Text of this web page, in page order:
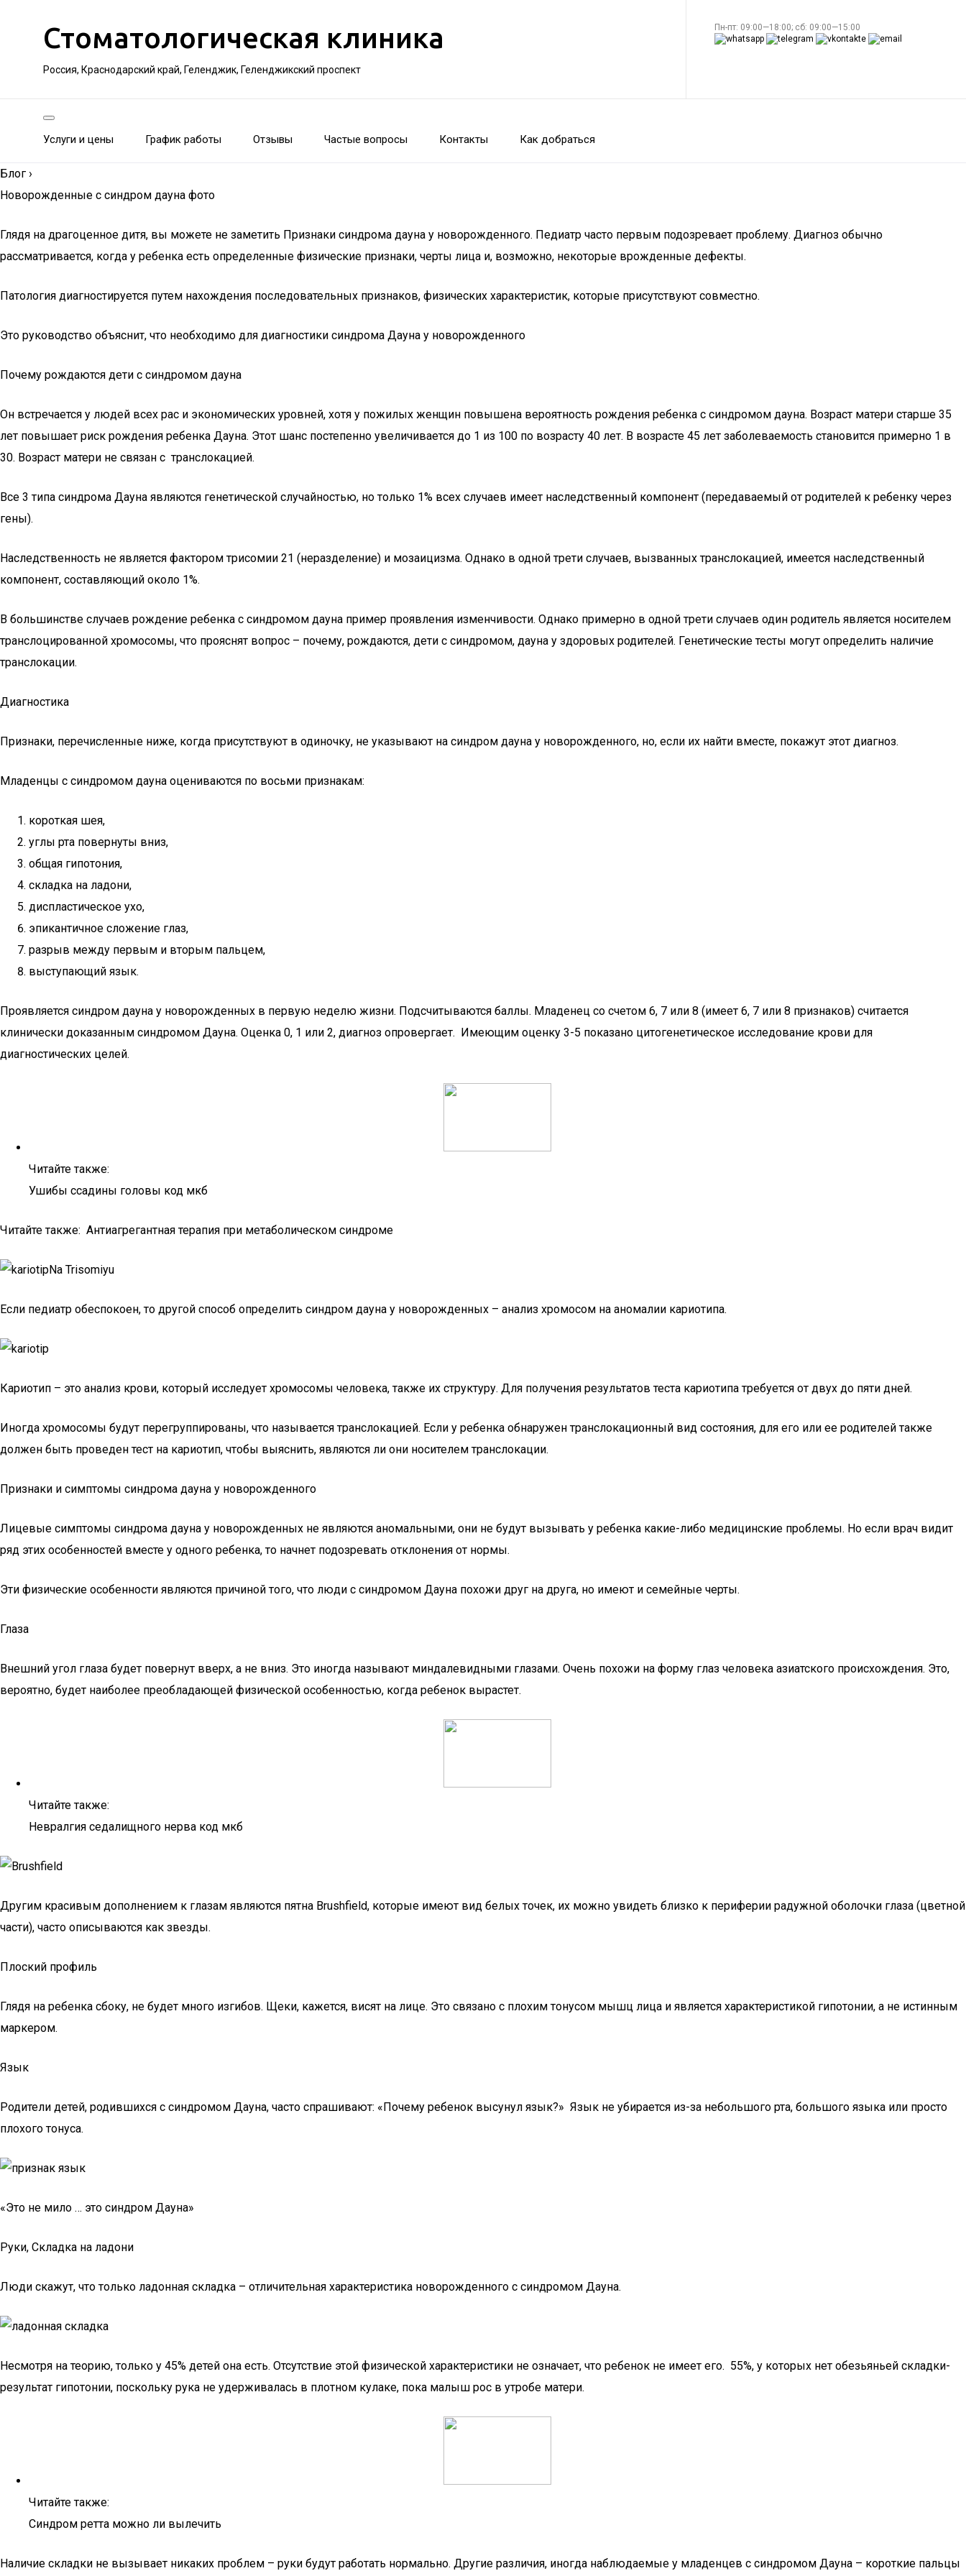
Стоматологическая клиника
Россия, Краснодарский край, Геленджик, Геленджикский проспект
Пн-пт: 09:00—18:00; сб: 09:00—15:00
Услуги и цены График работы Отзывы Частые вопросы Контакты Как добраться
Блог ›
Новорожденные с синдром дауна фото
Глядя на драгоценное дитя, вы можете не заметить Признаки синдрома дауна у новорожденного. Педиатр часто первым подозревает проблему. Диагноз обычно
рассматривается, когда у ребенка есть определенные физические признаки, черты лица и, возможно, некоторые врожденные дефекты.
Патология диагностируется путем нахождения последовательных признаков, физических характеристик, которые присутствуют совместно.
Это руководство объяснит, что необходимо для диагностики синдрома Дауна у новорожденного
Почему рождаются дети с синдромом дауна
Он встречается у людей всех рас и экономических уровней, хотя у пожилых женщин повышена вероятность рождения ребенка с синдромом дауна. Возраст матери старше 35
лет повышает риск рождения ребенка Дауна. Этот шанс постепенно увеличивается до 1 из 100 по возрасту 40 лет. В возрасте 45 лет заболеваемость становится примерно 1 в
30. Возраст матери не связан с транслокацией.
Все 3 типа синдрома Дауна являются генетической случайностью, но только 1% всех случаев имеет наследственный компонент (передаваемый от родителей к ребенку через
гены).
Наследственность не является фактором трисомии 21 (неразделение) и мозаицизма. Однако в одной трети случаев, вызванных транслокацией, имеется наследственный
компонент, составляющий около 1%.
В большинстве случаев рождение ребенка с синдромом дауна пример проявления изменчивости. Однако примерно в одной трети случаев один родитель является носителем
транслоцированной хромосомы, что прояснят вопрос – почему, рождаются, дети с синдромом, дауна у здоровых родителей. Генетические тесты могут определить наличие
транслокации.
Диагностика
Признаки, перечисленные ниже, когда присутствуют в одиночку, не указывают на синдром дауна у новорожденного, но, если их найти вместе, покажут этот диагноз.
Младенцы с синдромом дауна оцениваются по восьми признакам:
короткая шея,
углы рта повернуты вниз,
общая гипотония,
складка на ладони,
диспластическое ухо,
эпикантичное сложение глаз,
разрыв между первым и вторым пальцем,
выступающий язык.
Проявляется синдром дауна у новорожденных в первую неделю жизни. Подсчитываются баллы. Младенец со счетом 6, 7 или 8 (имеет 6, 7 или 8 признаков) считается
клинически доказанным синдромом Дауна. Оценка 0, 1 или 2, диагноз опровергает. Имеющим оценку 3-5 показано цитогенетическое исследование крови для
диагностических целей.
Читайте также:
Ушибы ссадины головы код мкб
Читайте также: Антиагрегантная терапия при метаболическом синдроме
Если педиатр обеспокоен, то другой способ определить синдром дауна у новорожденных – анализ хромосом на аномалии кариотипа.
Кариотип – это анализ крови, который исследует хромосомы человека, также их структуру. Для получения результатов теста кариотипа требуется от двух до пяти дней.
Иногда хромосомы будут перегруппированы, что называется транслокацией. Если у ребенка обнаружен транслокационный вид состояния, для его или ее родителей также
должен быть проведен тест на кариотип, чтобы выяснить, являются ли они носителем транслокации.
Признаки и симптомы синдрома дауна у новорожденного
Лицевые симптомы синдрома дауна у новорожденных не являются аномальными, они не будут вызывать у ребенка какие-либо медицинские проблемы. Но если врач видит
ряд этих особенностей вместе у одного ребенка, то начнет подозревать отклонения от нормы.
Эти физические особенности являются причиной того, что люди с синдромом Дауна похожи друг на друга, но имеют и семейные черты.
Глаза
Внешний угол глаза будет повернут вверх, а не вниз. Это иногда называют миндалевидными глазами. Очень похожи на форму глаз человека азиатского происхождения. Это,
вероятно, будет наиболее преобладающей физической особенностью, когда ребенок вырастет.
Читайте также:
Невралгия седалищного нерва код мкб
Другим красивым дополнением к глазам являются пятна Brushfield, которые имеют вид белых точек, их можно увидеть близко к периферии радужной оболочки глаза (цветной
части), часто описываются как звезды.
Плоский профиль
Глядя на ребенка сбоку, не будет много изгибов. Щеки, кажется, висят на лице. Это связано с плохим тонусом мышц лица и является характеристикой гипотонии, а не истинным
маркером.
Язык
Родители детей, родившихся с синдромом Дауна, часто спрашивают: «Почему ребенок высунул язык?» Язык не убирается из-за небольшого рта, большого языка или просто
плохого тонуса.
«Это не мило … это синдром Дауна»
Руки, Складка на ладони
Люди скажут, что только ладонная складка – отличительная характеристика новорожденного с синдромом Дауна.
Несмотря на теорию, только у 45% детей она есть. Отсутствие этой физической характеристики не означает, что ребенок не имеет его. 55%, у которых нет обезьяньей складки-
результат гипотонии, поскольку рука не удерживалась в плотном кулаке, пока малыш рос в утробе матери.
Читайте также:
Синдром ретта можно ли вылечить
Наличие складки не вызывает никаких проблем – руки будут работать нормально. Другие различия, иногда наблюдаемые у младенцев с синдромом Дауна – короткие пальцы